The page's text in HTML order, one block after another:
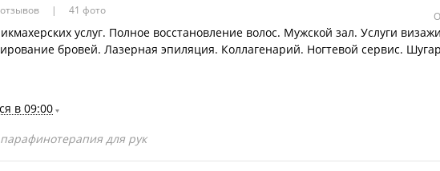
41 фото
услуг. Полное восстановление волос. Мужской зал. Услуги
бровей. Лазерная эпиляция. Коллагенарий. Ногтевой сервис.
в 09:00
парафинотерапия для рук